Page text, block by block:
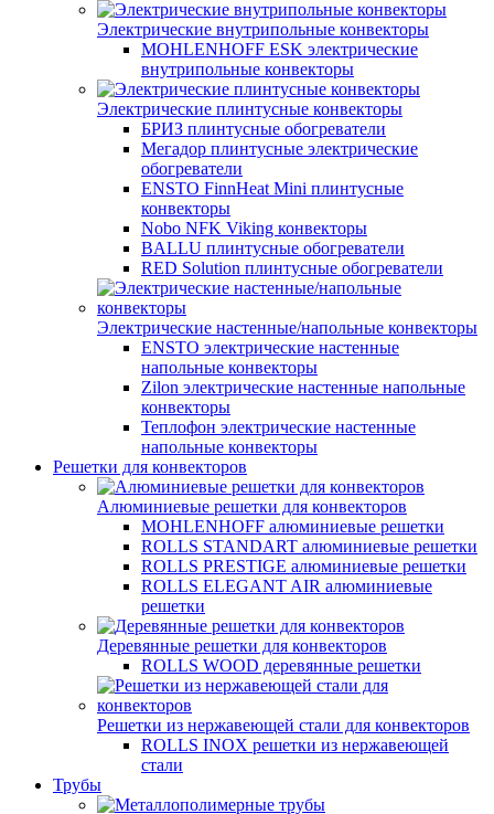
Электрические внутрипольные конвекторы
MOHLENHOFF ESK электрические
внутрипольные конвекторы
Электрические плинтусные конвекторы
БРИЗ плинтусные обогреватели
Мегадор плинтусные электрические
обогреватели
ENSTO FinnHeat Mini плинтусные
конвекторы
Nobo NFK Viking конвекторы
BALLU плинтусные обогреватели
RED Solution плинтусные обогреватели
Электрические настенные/напольные конвекторы
ENSTO электрические настенные
напольные конвекторы
Zilon электрические настенные напольные
конвекторы
Теплофон электрические настенные
напольные конвекторы
Решетки для конвекторов
Алюминиевые решетки для конвекторов
MOHLENHOFF алюминиевые решетки
ROLLS STANDART алюминиевые решетки
ROLLS PRESTIGE алюминиевые решетки
ROLLS ELEGANT AIR алюминиевые
решетки
Деревянные решетки для конвекторов
ROLLS WOOD деревянные решетки
Решетки из нержавеющей стали для конвекторов
ROLLS INOX решетки из нержавеющей
стали
Трубы